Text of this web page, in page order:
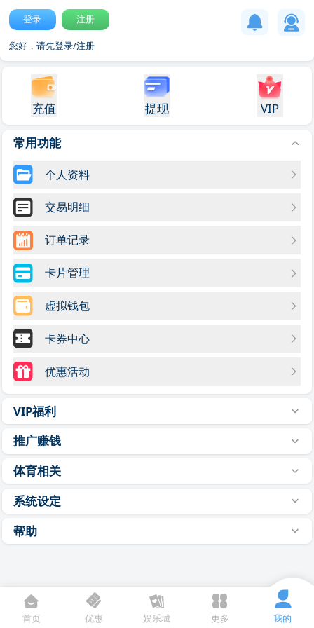
登录 注册
您好，请先登录/注册
充值 提现 VIP
常用功能
个人资料
交易明细
VIP福利
推广赚钱
体育相关
系统设定
帮助
首页 优惠 娱乐城 更多 我的